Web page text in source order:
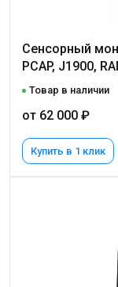
Сенсорный
PCAP, J1900,
Товар в наличии
от 62 000 ₽
Купить в 1 клик